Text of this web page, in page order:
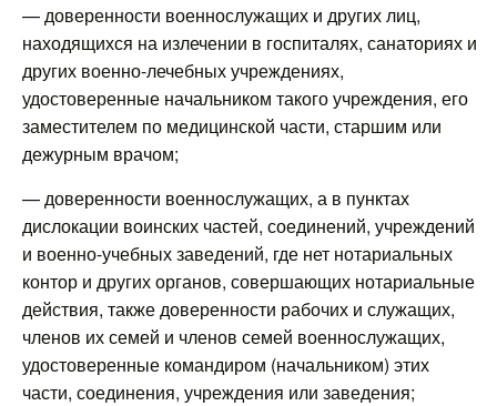
— доверенности военнослужащих и других лиц,
находящихся на излечении в госпиталях, санаториях и
других военно-лечебных учреждениях,
удостоверенные начальником такого учреждения, его
заместителем по медицинской части, старшим или
дежурным врачом;
— доверенности военнослужащих, а в пунктах
дислокации воинских частей, соединений, учреждений
и военно-учебных заведений, где нет нотариальных
контор и других органов, совершающих нотариальные
действия, также доверенности рабочих и служащих,
членов их семей и членов семей военнослужащих,
удостоверенные командиром (начальником) этих
части, соединения, учреждения или заведения;